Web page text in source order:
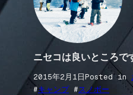
ニセコは良いところで
2015年2月1日 Posted in
#キャンプ #スノボー